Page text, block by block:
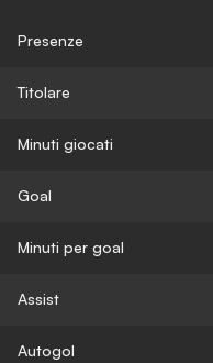
Presenze
Titolare
Minuti giocati
Goal
Minuti per goal
Assist
Autogol